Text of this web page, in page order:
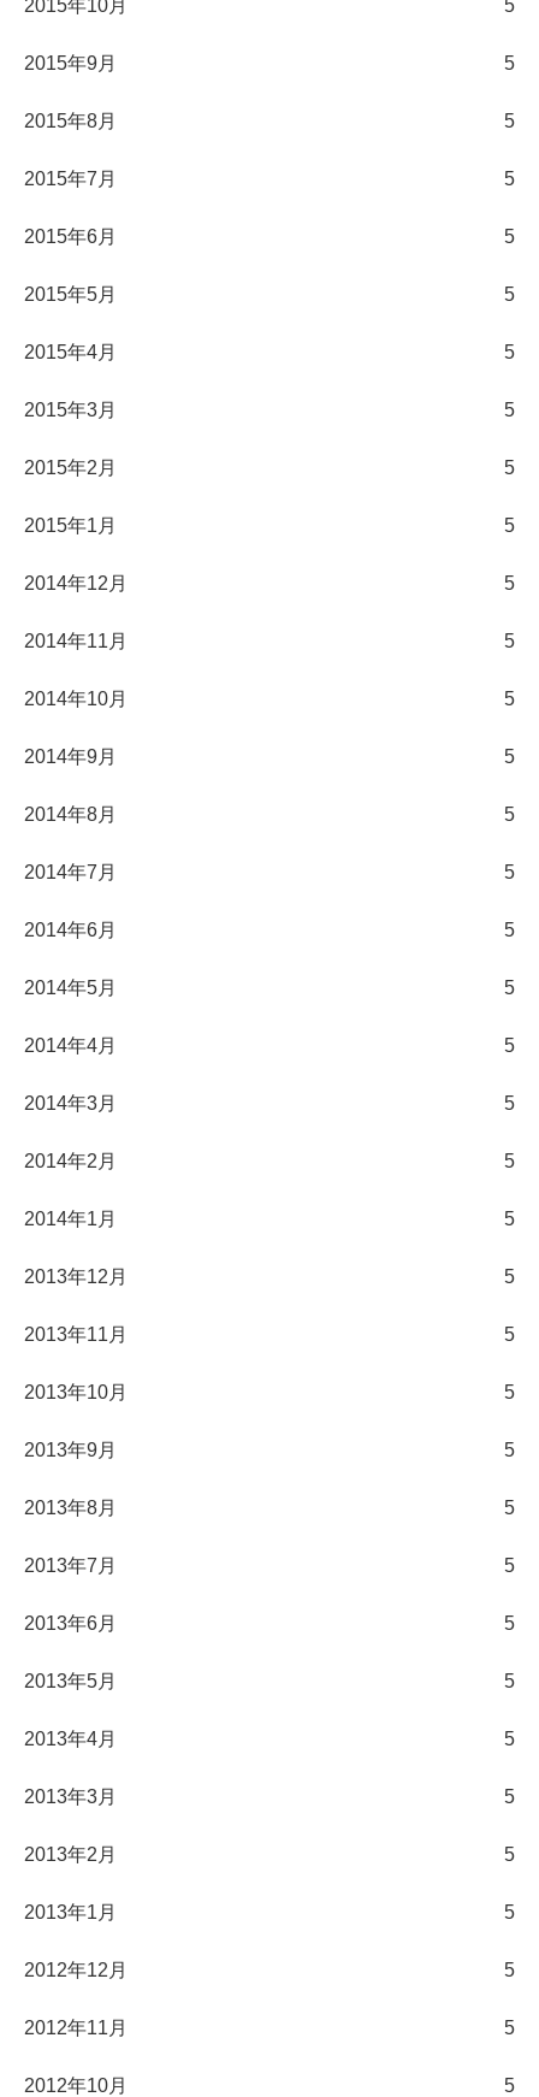
2015年10月 5
2015年9月 5
2015年8月 5
2015年7月 5
2015年6月 5
2015年5月 5
2015年4月 5
2015年3月 5
2015年2月 5
2015年1月 5
2014年12月 5
2014年11月 5
2014年10月 5
2014年9月 5
2014年8月 5
2014年7月 5
2014年6月 5
2014年5月 5
2014年4月 5
2014年3月 5
2014年2月 5
2014年1月 5
2013年12月 5
2013年11月 5
2013年10月 5
2013年9月 5
2013年8月 5
2013年7月 5
2013年6月 5
2013年5月 5
2013年4月 5
2013年3月 5
2013年2月 5
2013年1月 5
2012年12月 5
2012年11月 5
2012年10月 5